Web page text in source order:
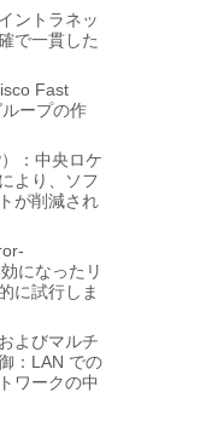
ントラネッ
で一貫した
Fast
ープの作
：中央ロケ
より、ソフ
が削減され
になったリ
に試行しま
よびマルチ
：LAN での
ワークの中